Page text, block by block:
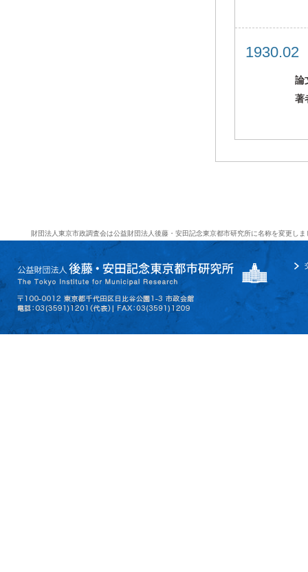
論
著
財団法人東京市政調査会は公益財団法人後藤・安田記念東京都市研究所に名称を変更しま